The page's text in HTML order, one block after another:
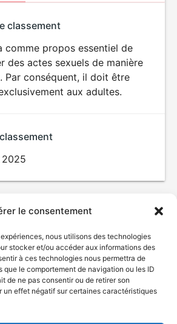
le consentement
nous utilisons des technologies
stocker et/ou accéder aux informations des
à ces technologies nous permettra de
que le comportement de navigation ou les ID
de ne pas consentir ou de retirer son
un effet négatif sur certaines caractéristiques
SEXUALITÉ
EXPLICITE
classement
comme propos essentiel de
des actes sexuels de manière
Par conséquent, il doit être
aux adultes.
2025